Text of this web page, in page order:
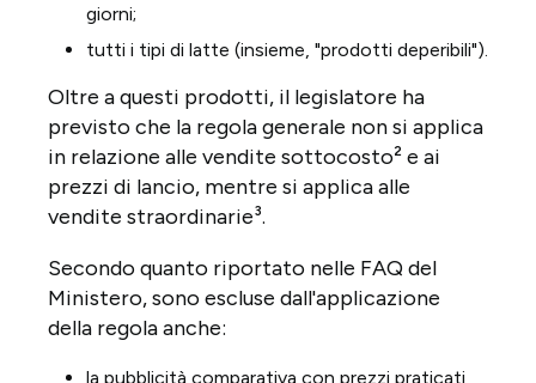
giorni;
tutti i tipi di latte (insieme, "prodotti deperibili").
Oltre a questi prodotti, il legislatore ha
previsto che la regola generale non si applica
in relazione alle vendite sottocosto² e ai
prezzi di lancio, mentre si applica alle
vendite straordinarie³.
Secondo quanto riportato nelle FAQ del
Ministero, sono escluse dall'applicazione
della regola anche:
la pubblicità comparativa con prezzi praticati